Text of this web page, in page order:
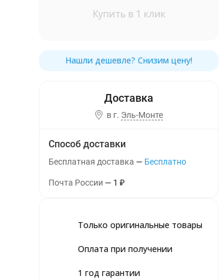
Купить в 1 клик
в г. Эль-Монте
Способ доставки
Бесплатная доставка Бесплатно
Почта России 1₽
Только оригинальные товары
Оплата при получении
1 год гарантии